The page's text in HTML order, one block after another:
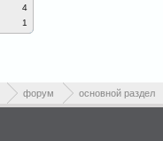
4
1
форум основной раздел